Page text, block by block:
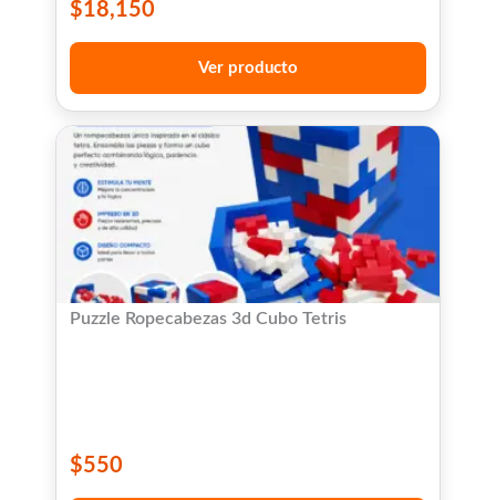
$18,150
Ver producto
Puzzle Ropecabezas 3d Cubo Tetris
$550